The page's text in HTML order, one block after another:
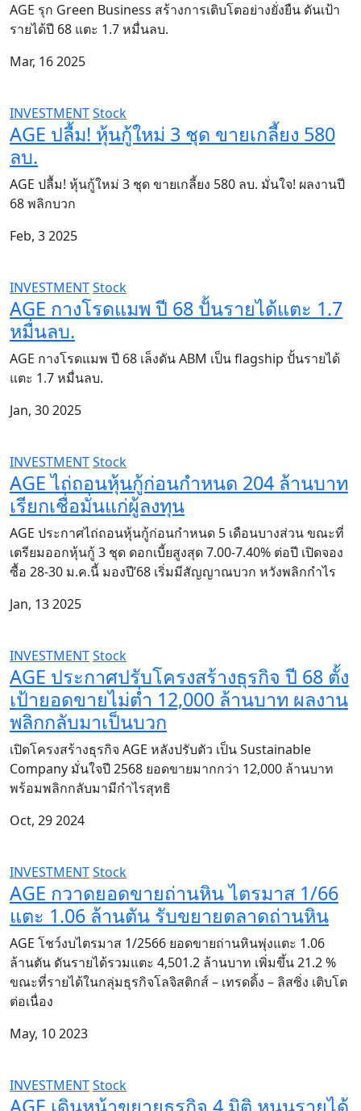
AGE รุก Green Business สร้างการเติบโตอย่างยั่งยืน ดันเป้า
รายได้ปี 68 แตะ 1.7 หมื่นลบ.
Mar, 16 2025
INVESTMENTStock
AGE ปลื้ม! หุ้นกู้ใหม่ 3 ชุด ขายเกลี้ยง 580
ลบ.
AGE ปลื้ม! หุ้นกู้ใหม่ 3 ชุด ขายเกลี้ยง 580 ลบ. มั่นใจ! ผลงานปี
68 พลิกบวก
Feb, 3 2025
INVESTMENTStock
AGE กางโรดแมพ ปี 68 ปั้นรายได้แตะ 1.7
หมื่นลบ.
AGE กางโรดแมพ ปี 68 เล็งดัน ABM เป็น flagship ปั้นรายได้
แตะ 1.7 หมื่นลบ.
Jan, 30 2025
INVESTMENTStock
AGE ไถ่ถอนหุ้นกู้ก่อนกำหนด 204 ล้านบาท
เรียกเชื่อมั่นแก่ผู้ลงทุน
AGE ประกาศไถ่ถอนหุ้นกู้ก่อนกำหนด 5 เดือนบางส่วน ขณะที่
เตรียมออกหุ้นกู้ 3 ชุด ดอกเบี้ยสูงสุด 7.00-7.40% ต่อปี เปิดจอง
ซื้อ 28-30 ม.ค.นี้ มองปี’68 เริ่มมีสัญญาณบวก หวังพลิกกำไร
Jan, 13 2025
INVESTMENTStock
AGE ประกาศปรับโครงสร้างธุรกิจ ปี 68 ตั้ง
เป้ายอดขายไม่ต่ำ 12,000 ล้านบาท ผลงาน
พลิกกลับมาเป็นบวก
เปิดโครงสร้างธุรกิจ AGE หลังปรับตัว เป็น Sustainable
Company มั่นใจปี 2568 ยอดขายมากกว่า 12,000 ล้านบาท
พร้อมพลิกกลับมามีกำไรสุทธิ
Oct, 29 2024
INVESTMENTStock
AGE กวาดยอดขายถ่านหิน ไตรมาส 1/66
แตะ 1.06 ล้านตัน รับขยายตลาดถ่านหิน
AGE โชว์งบไตรมาส 1/2566 ยอดขายถ่านหินพุ่งแตะ 1.06
ล้านตัน ดันรายได้รวมแตะ 4,501.2 ล้านบาท เพิ่มขึ้น 21.2 %
ขณะที่รายได้ในกลุ่มธุรกิจโลจิสติกส์ – เทรดดิ้ง – ลิสซิ่ง เติบโต
ต่อเนื่อง
May, 10 2023
INVESTMENTStock